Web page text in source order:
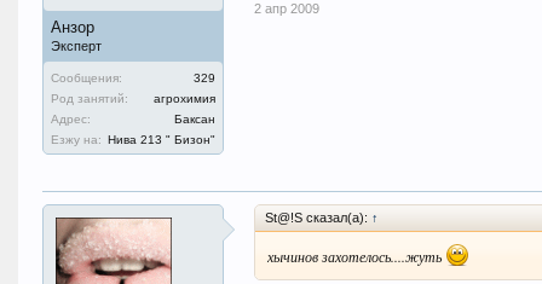
Анзор
Эксперт
Сообщения:
329
Род занятий:
агрохимия
Адрес:
Баксан
Езжу на: Нива 213 " Бизон"
2 апр 2009
St@!S сказал(а): ↑
хычинов захотелось....жуть